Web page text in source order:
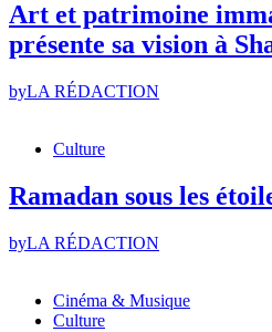
Art et patrimoine
présente sa vision à
byLA RÉDACTION
Culture
Ramadan sous les
byLA RÉDACTION
Cinéma & Musique
Culture